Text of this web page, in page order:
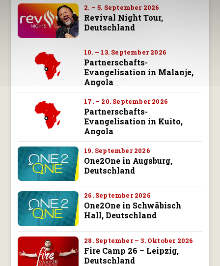
2. – 5. September 2026
Revival Night Tour,
Deutschland
10. – 13. September 2026
Partnerschafts-
Evangelisation in Malanje,
Angola
17. – 20. September 2026
Partnerschafts-
Evangelisation in Kuito,
Angola
19. September 2026
One2One in Augsburg,
Deutschland
26. September 2026
One2One in Schwäbisch
Hall, Deutschland
28. September – 3. Oktober 2026
Fire Camp 26 – Leipzig,
Deutschland